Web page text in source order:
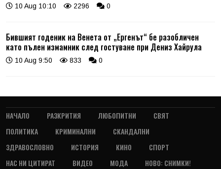
10 Aug 10:10 2296 0
Бившият годеник на Венета от „Ергенът“ бе разобличен
като пълен измамник след гостуване при Дениз Хайрула
10 Aug 9:50 833 0
НАЧАЛО РАЗКРИТИЯ ЛЮБОПИТНИ
СВЯТ
ПОЛИТИКА
КРИМИНАЛНИ
СКАНДАЛНИ
ЗДРАВОСЛОВНО
ИСТОРИЯ КИНО
СПОРТ
НАС НИ ЦИТИРАТ
ВИДЕО МОДА
НОВО: СНИМКИ!